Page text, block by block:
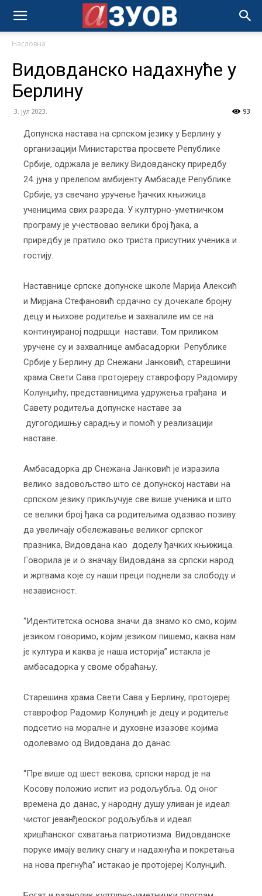
Насловна
Видовданско надахнуће у
Берлину
3. јул 2023. 93
Допунска настава на српском језику у Берлину у
организацији Министарства просвете Републике
Србије, одржала је велику Видовданску приредбу
24. јуна у прелепом амбијенту Амбасаде Републике
Србије, уз свечано уручење ђачких књижица
ученицима свих разреда. У културно-уметничком
програму је учествовао велики број ђака, а
приредбу је пратило око триста присутних ученика и
гостију.
Наставнице српске допунске школе Марија Алексић
и Мирјана Стефановић срдачно су дочекале бројну
децу и њихове родитеље и захвалиле им се на
континуираној подршци настави. Том приликом
уручене су и захвалнице амбасадорки Републике
Србије у Берлину др Снежани Јанковић, старешини
храма Свети Сава протојереју ставрофору Радомиру
Колунџићу, представницима удружења грађана и
Савету родитеља допунске наставе за
дугогодишњу сарадњу и помоћ у реализацији
наставе.
Амбасадорка др Снежана Јанковић је изразила
велико задовољство што се допунској настави на
српском језику прикључује све више ученика и што
се велики број ђака са родитељима одазвао позиву
да увеличају обележавање великог српског
празника, Видовдана као доделу ђачких књижица.
Говорила је и о значају Видовдана за српски народ
и жртвама које су наши преци поднели за слободу и
независност.
“Идентитетска основа значи да знамо ко смо, којим
језиком говоримо, којим језиком пишемо, каква нам
је култура и каква је наша историја” истакла је
амбасадорка у своме обраћању.
Старешина храма Свети Сава у Берлину, протојереј
ставрофор Радомир Колунџић је децу и родитеље
подсетио на моралне и духовне изазове којима
одолевамо од Видовдана до данас.
“Пре више од шест векова, српски народ је на
Косову положио испит из родољубља. Од оног
времена до данас, у народну душу уливан је идеал
чистог јеванђеоског родољубља и идеал
хришћанског схватања патриотизма. Видовданске
поруке имају велику снагу и надахнућа и покретања
на нова прегнућа” истакао је протојереј Колунџић.